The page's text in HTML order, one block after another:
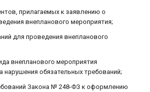
прилагаемых к заявлению о
внепланового мероприятия;
для проведения внепланового
внепланового мероприятия
нарушения обязательных требований;
Закона № 248-ФЗ к оформлению